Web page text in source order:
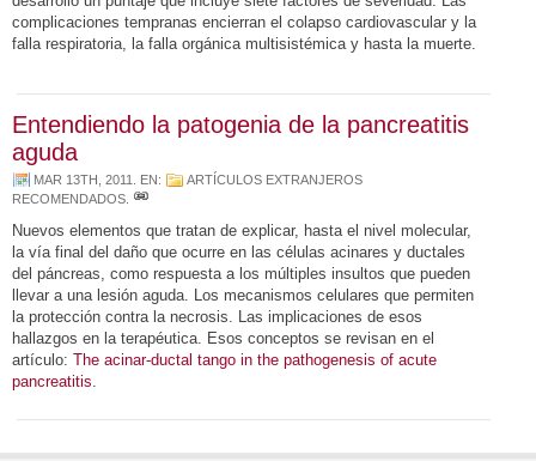
complicaciones tempranas encierran el colapso cardiovascular y la
falla respiratoria, la falla orgánica multisistémica y hasta la muerte.
Entendiendo la patogenia de la pancreatitis
aguda
MAR 13TH, 2011 . EN:
ARTÍCULOS EXTRANJEROS
RECOMENDADOS
Nuevos elementos que tratan de explicar, hasta el nivel molecular,
la vía final del daño que ocurre en las células acinares y ductales
del páncreas, como respuesta a los múltiples insultos que pueden
llevar a una lesión aguda. Los mecanismos celulares que permiten
la protección contra la necrosis. Las implicaciones de esos
hallazgos en la terapéutica. Esos conceptos se revisan en el
artículo: The acinar-ductal tango in the pathogenesis of acute
pancreatitis.